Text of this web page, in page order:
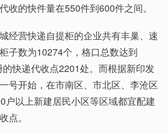
收的快件量在550件到600件之间。
经营快递自提柜的企业共有丰巢、速
子数为10274个，格口总数达到
快递代收点2201处。而根据新印发
号开始，在市南区、市北区、李沧区
户以上新建居民小区等区域都宜配建
点。